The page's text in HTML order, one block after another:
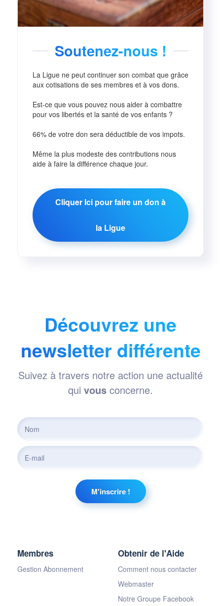
Soutenez-nous !
La Ligue ne peut continuer son combat que grâce
aux cotisations de ses membres et à vos dons.
Est-ce que vous pouvez nous aider à combattre
pour vos libertés et la santé de vos enfants ?
66% de votre don sera déductible de vos impots.
Même la plus modeste des contributions nous
aide à faire la différence chaque jour.
Cliquer Ici pour faire un don à
la Ligue
Découvrez une
newsletter différente
Suivez à travers notre action une actualité
qui vous concerne.
Membres
Gestion Abonnement
Obtenir de l'Aide
Comment nous contacter
Webmaster
Notre Groupe Facebook